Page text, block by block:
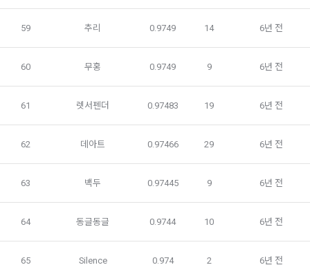
며 "회사"는 이들 “기업회원”에게 무료/유료로 이력서 열람 서비
스를 제공할 수 있다.
3. "회사"는 안정적인 서비스를 제공하기 위해 테스트 및 모니터
제 9 조 (구매신청 및 개인정보 제공 동의 등)
서 다음의 각 내용을 알기 쉽게 제공하여야 한다.
관 개정 등의 고지사항 전달, 분쟁조정을 위한 기록 보존, 민원처
리 등 이용자 보호 및 서비스 운영을 위하여 개인정보를 이용합
니다.
유료 서비스 제공에 따르는 본인인증, 구매 및 요금 결제, 상품
이벤트 정보 및 참여기회 제공, 광고성 정보 제공 등 마케팅 및
프로모션 목적으로 개인정보를 이용합니다.
서비스 이용기록과 접속 빈도 분석, 서비스 이용에 대한 통계, 서
59 추리 0.9749 14 6년 전
60 무홍 0.9749 9 6년 전
61 렛서펜더 0.97483 19 6년 전
62 데아트 0.97466 29 6년 전
63 백두 0.97445 9 6년 전
64 동글동글 0.9744 10 6년 전
65 Silence 0.974 2 6년 전